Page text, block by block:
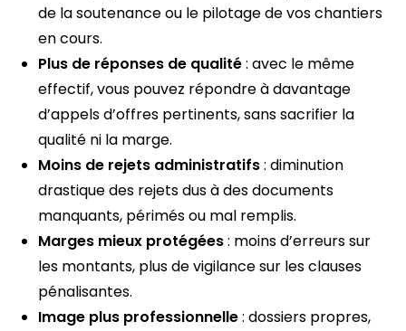
de la soutenance ou le pilotage de vos chantiers
en cours.
Plus de réponses de qualité: avec le même
effectif, vous pouvez répondre à davantage
d’appels d’offres pertinents, sans sacrifier la
qualité ni la marge.
Moins de rejets administratifs: diminution
drastique des rejets dus à des documents
manquants, périmés ou mal remplis.
Marges mieux protégées: moins d’erreurs sur
les montants, plus de vigilance sur les clauses
pénalisantes.
Image plus professionnelle: dossiers propres,